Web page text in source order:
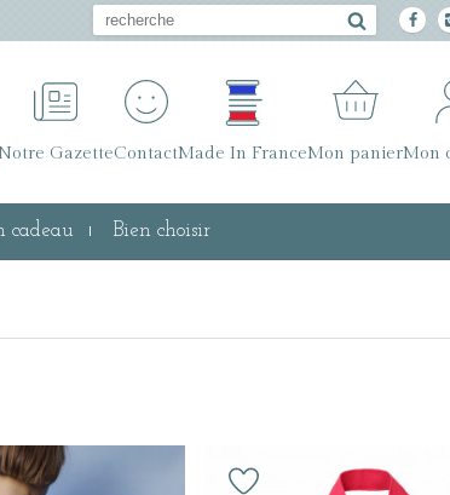
GazetteContactMade In FranceMon panierMon
cadeau Bien choisir